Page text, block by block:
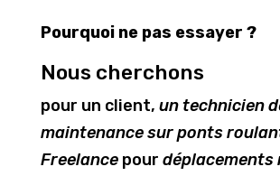
Pourquoi ne pas essayer ?
Nous cherchons
pour un client, un technicien
maintenance sur ponts
Freelance pour déplacements